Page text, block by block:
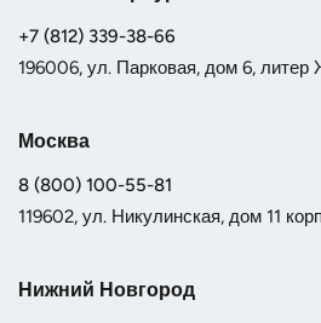
+7 (812) 339-38-66
196006, ул. Парковая, дом 6, литер
Москва
8 (800) 100-55-81
119602, ул. Никулинская, дом 11
Нижний Новгород